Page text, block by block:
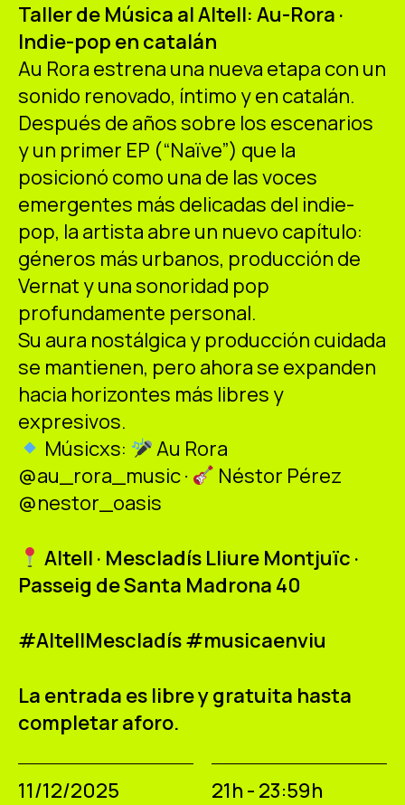
Facebook
Taller de Música al Altell: Au-Rora ·
Indie-pop en catalán
Au Rora estrena una nueva etapa con un
sonido renovado, íntimo y en catalán.
Después de años sobre los escenarios
y un primer EP (“Naïve”) que la
posicionó como una de las voces
emergentes más delicadas del indie-
pop, la artista abre un nuevo capítulo:
géneros más urbanos, producción de
Vernat y una sonoridad pop
profundamente personal.
Su aura nostálgica y producción cuidada
se mantienen, pero ahora se expanden
hacia horizontes más libres y
expresivos.
Músicxs:
Au Rora
@au_rora_music ·
Néstor Pérez
@nestor_oasis
Altell · Mescladís Lliure Montjuïc ·
Passeig de Santa Madrona 40
#AltellMescladís #musicaenviu
La entrada es libre y gratuita hasta
completar aforo.
11/12/2025 21h - 23:59h